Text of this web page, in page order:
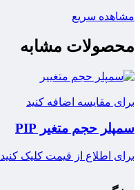
مشاهده سریع
محصولات مشابه
برای مقایسه اضافه کنید
سمپلر حجم متغیر PIP
برای اطلاع از قیمت کلیک کنید